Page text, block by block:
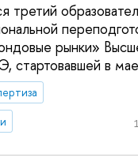
третий
рынки»
в